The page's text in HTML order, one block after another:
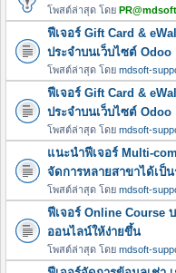
โพสต์ล่าสุด โดย PR@mdsoft
ฟีเจอร์ Gift Card &
ประจำบนเว็บไซต์ Odoo
โพสต์ล่าสุด โดย mdsoft-
ฟีเจอร์ Gift Card &
ประจำบนเว็บไซต์ Odoo
โพสต์ล่าสุด โดย mdsoft-
แนะนำฟีเจอร์ Multi-
จัดการหลายสาขาได้เป็น
โพสต์ล่าสุด โดย mdsoft-
ฟีเจอร์ Online Course
ออนไลน์ให้ง่ายขึ้น
โพสต์ล่าสุด โดย mdsoft-